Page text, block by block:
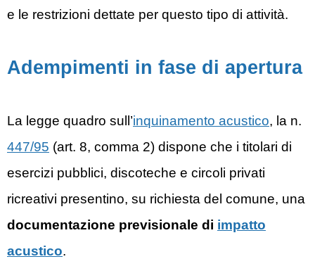
e le restrizioni dettate per questo tipo di attività.
Adempimenti in fase di apertura
La legge quadro sull’inquinamento acustico, la n.
447/95 (art. 8, comma 2) dispone che i titolari di
esercizi pubblici, discoteche e circoli privati
ricreativi presentino, su richiesta del comune, una
documentazione previsionale di impatto
acustico.